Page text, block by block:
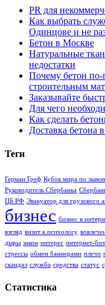
PR для
Как выбрать
Одинцове и не
Бетон в Москве
Натуральные
недостатки
Почему бетон
строительным
Заказывайте
Для чего
Как сделать
Доставка бетона
Теги
Герман Греф Кубок мира по
Руководитель Сбербанка
ЦБ РФ Эвакуатор для грузового
бизнес бизнес в
взгляд визит к психологу
дыры закон интерес интернет-
стрессы обмен баннерами плечи
скандал служба средства статус
Статистика